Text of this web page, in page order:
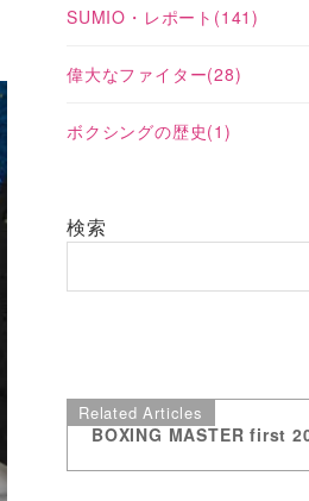
SUMIO・レポート (141)
偉大なファイター(28)
ボクシングの歴史(1)
検索
Related Articles
BOXING MASTER first